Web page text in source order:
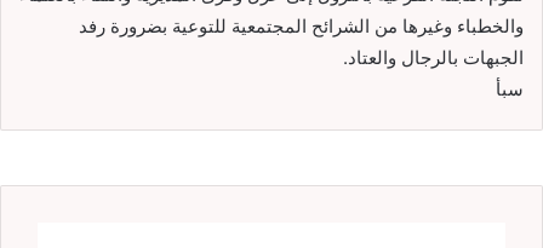
والخطباء وغيرها من الشرائح المجتمعية للتوعية بضرورة رفد
الجبهات بالرجال والعتاد.
سبأ